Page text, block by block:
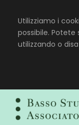
Utilizziamo i
possibile.
utilizzando o